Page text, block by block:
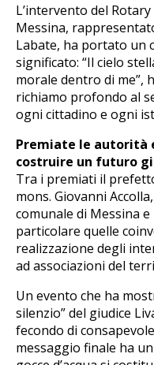
L’intervento del
Messina,
Labate, ha portato un
significato: “Il cielo
morale dentro di me”,
richiamo profondo al
ogni cittadino e ogni
Premiate le autorità
costruire un futuro
Tra i premiati il
mons. Giovanni
comunale di Messina
particolare quelle
realizzazione degli
ad associazioni del
Un evento che ha
silenzio” del giudice
fecondo di
messaggio finale ha